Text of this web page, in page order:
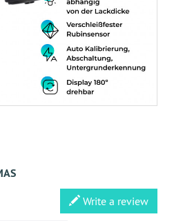
Write a review